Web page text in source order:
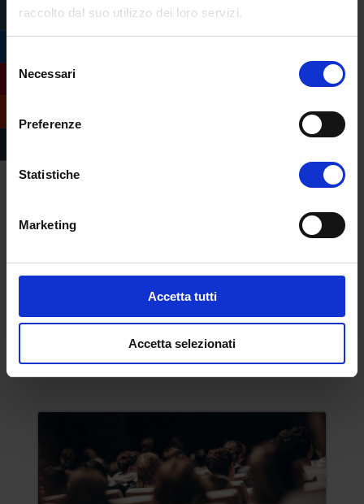
raccolto dal suo utilizzo dei loro servizi.
delNecessari
Preferenze
Statistiche
Marketing
Accetta tutti
Accetta selezionati
Master universitario di I livello Esperto
in nuove dipendenze
Il master di I livello Esperto in nuove
dipendenze dell’Università eCampus è…
leggi tutto